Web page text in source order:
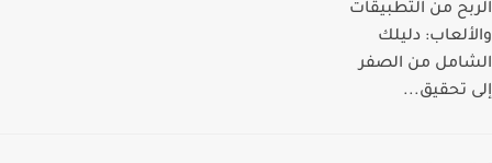
من التطبيقات
دليلك
من الصفر
تحقيق...